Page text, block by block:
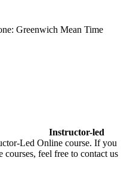
Greenwich Mean Time
Instructor-led
Led Online course. If you
feel free to contact us